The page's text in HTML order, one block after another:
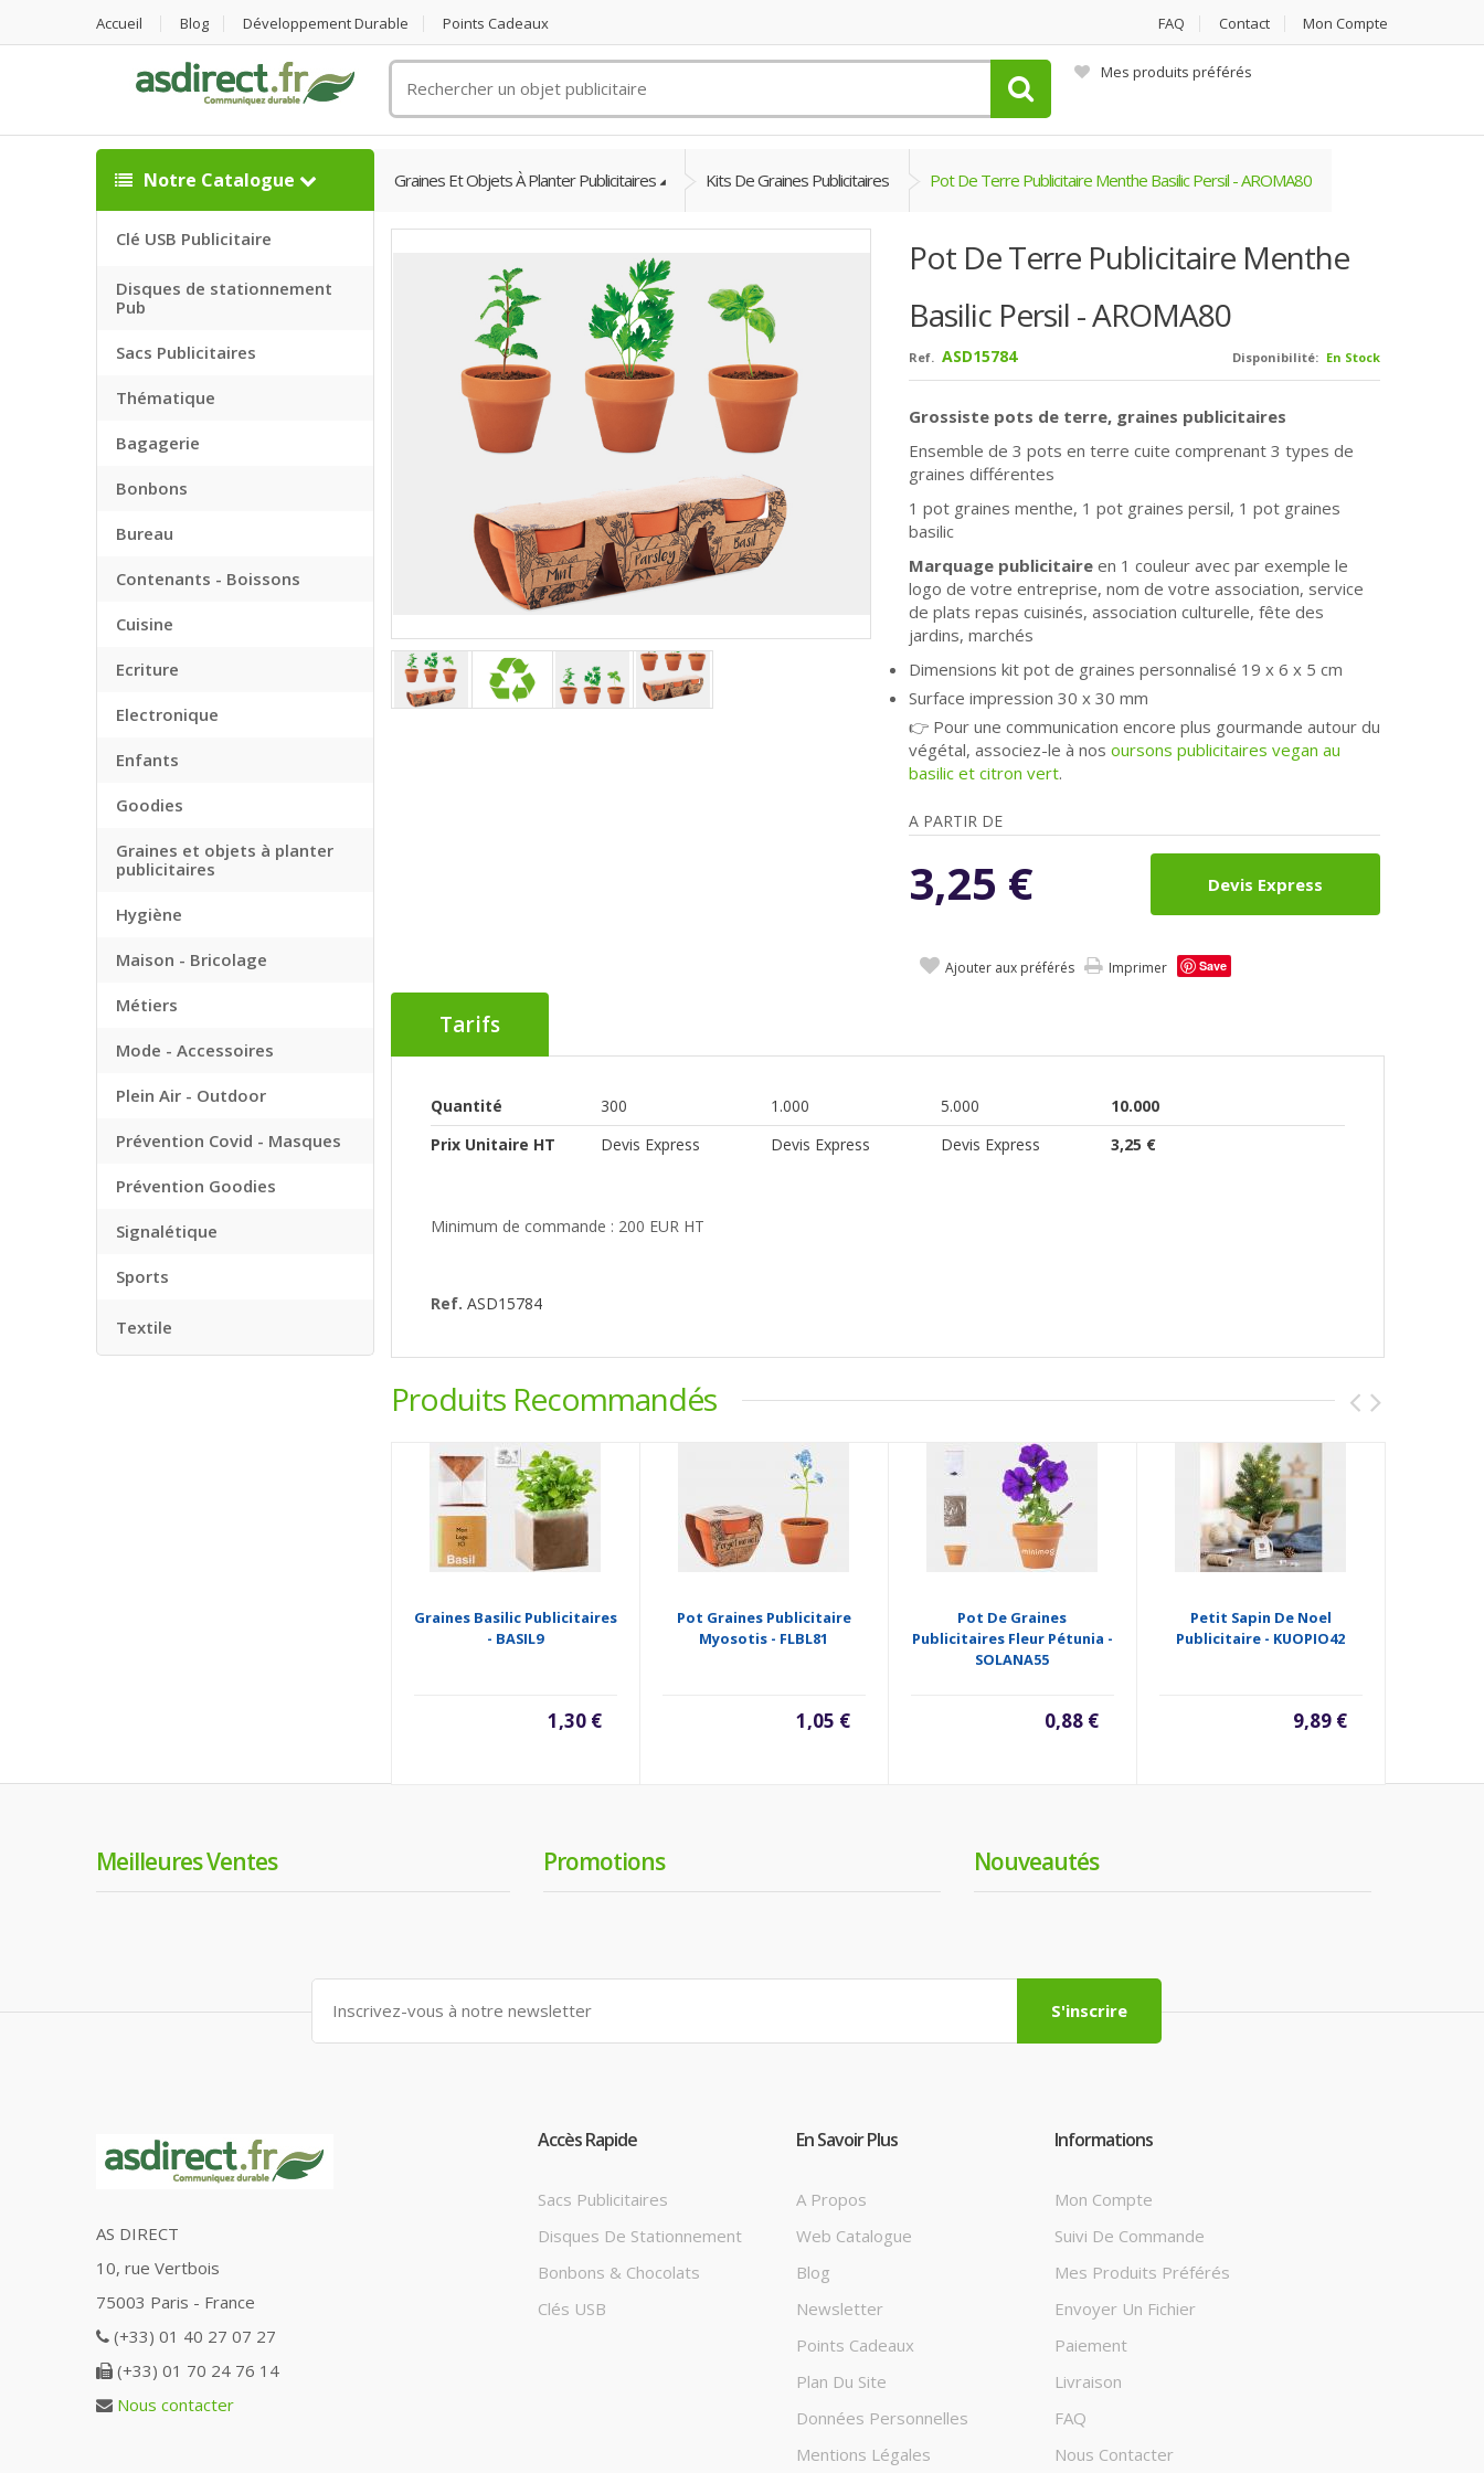
Accueil Blog Développement Durable Points Cadeaux FAQ Contact Mon Compte
un
objet
publicitaire
Mes produits préférés
Notre Catalogue
Clé USB Publicitaire
Disques de stationnement
Pub
Sacs Publicitaires
Thématique
Bagagerie
Bonbons
Bureau
Contenants - Boissons
Cuisine
Ecriture
Electronique
Enfants
Goodies
Graines et objets à planter
publicitaires
Hygiène
Maison - Bricolage
Métiers
Mode - Accessoires
Plein Air - Outdoor
Prévention Covid - Masques
Prévention Goodies
Signalétique
Sports
Textile
Graines Et Objets À Planter Publicitaires Kits De Graines Publicitaires Pot De Terre Publicitaire Menthe Basilic Persil - AROMA80
Pot De Terre Publicitaire Menthe
Basilic Persil - AROMA80
Disponibilité: En Stock
Ref. ASD15784
Grossiste pots de terre, graines publicitaires
Ensemble de 3 pots en terre cuite comprenant 3 types de
graines différentes
1 pot graines menthe, 1 pot graines persil, 1 pot graines
basilic
Marquage publicitaire en 1 couleur avec par exemple le
logo de votre entreprise, nom de votre association, service
de plats repas cuisinés, association culturelle, fête des
jardins, marchés
Dimensions kit pot de graines personnalisé 19 x 6 x 5 cm
Surface impression 30 x 30 mm
👉 Pour une communication encore plus gourmande autour du
végétal, associez-le à nos oursons publicitaires vegan au
basilic et citron vert.
A PARTIR DE
3,25 € Devis Express
Ajouter aux préférés Imprimer Save
Tarifs
Quantité 300 1.000 5.000
10.000
Prix Unitaire HT
Devis Express Devis Express Devis Express 3,25 €
Minimum de commande : 200 EUR HT
Ref. ASD15784
Produits Recommandés
Graines Basilic Publicitaires
- BASIL9
1,30 €
Pot Graines Publicitaire
Myosotis - FLBL81
1,05 €
Pot De Graines
Publicitaires Fleur Pétunia -
SOLANA55
0,88 €
Petit Sapin De Noel
Publicitaire - KUOPIO42
9,89 €
Meilleures Ventes Promotions Nouveautés
S'inscrire
AS DIRECT
10, rue Vertbois
75003 Paris - France
(+33) 01 40 27 07 27
(+33) 01 70 24 76 14
Nous contacter
Accès Rapide
Sacs Publicitaires
Disques De Stationnement
Bonbons & Chocolats
Clés USB
En Savoir Plus
A Propos
Web Catalogue
Blog
Newsletter
Points Cadeaux
Plan Du Site
Données Personnelles
Mentions Légales
Informations
Mon Compte
Suivi De Commande
Mes Produits Préférés
Envoyer Un Fichier
Paiement
Livraison
FAQ
Nous Contacter